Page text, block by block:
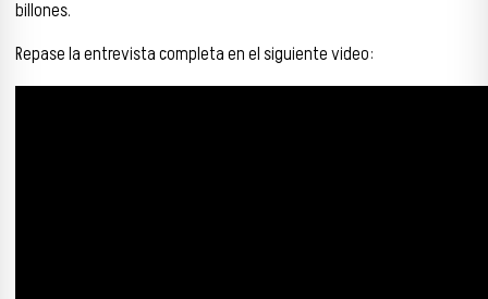
billones.
Repase la entrevista completa en el siguiente video: